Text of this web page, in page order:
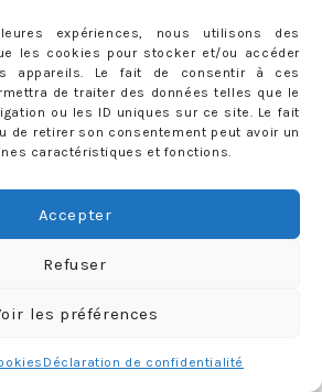
expériences, nous utilisons des
les cookies pour stocker et/ou accéder
appareils. Le fait de consentir à ces
de traiter des données telles que le
ou les ID uniques sur ce site. Le fait
de retirer son consentement peut avoir un
caractéristiques et fonctions.
Accepter
Refuser
les préférences
Déclaration de confidentialité
plus Follow me